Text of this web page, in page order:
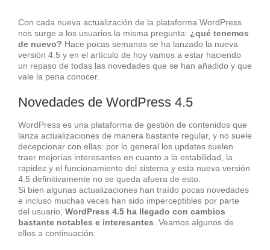
Con cada nueva actualización de la plataforma WordPress
nos surge a los usuarios la misma pregunta: ¿qué tenemos
de nuevo? Hace pocas semanas se ha lanzado la nueva
versión 4.5 y en el artículo de hoy vamos a estar haciendo
un repaso de todas las novedades que se han añadido y que
vale la pena conocer.
Novedades de WordPress 4.5
WordPress es una plataforma de gestión de contenidos que
lanza actualizaciones de manera bastante regular, y no suele
decepcionar con ellas: por lo general los updates suelen
traer mejorías interesantes en cuanto a la estabilidad, la
rapidez y el funcionamiento del sistema y esta nueva versión
4.5 definitivamente no se queda afuera de esto.
Si bien algunas actualizaciones han traído pocas novedades
e incluso muchas veces han sido imperceptibles por parte
del usuario, WordPress 4.5 ha llegado con cambios
bastante notables e interesantes . Veamos algunos de
ellos a continuación: